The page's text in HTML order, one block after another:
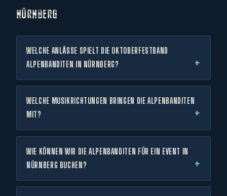
NÜRNBERG
WELCHE ANLÄSSE SPIELT DIE OKTOBERFESTBAND
ALPENBANDITEN IN NÜRNBERG?
WELCHE MUSIKRICHTUNGEN BRINGEN DIE ALPENBANDITEN
MIT?
WIE KÖNNEN WIR DIE ALPENBANDITEN FÜR EIN EVENT IN
NÜRNBERG BUCHEN?